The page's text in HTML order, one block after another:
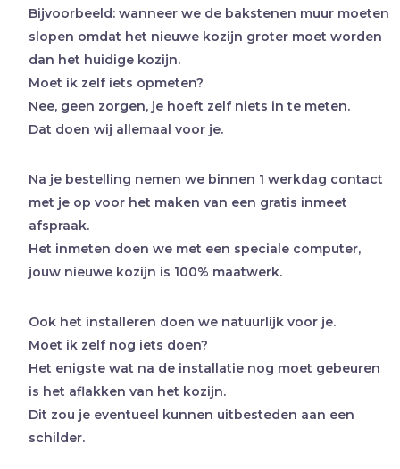
Bijvoorbeeld: wanneer we de bakstenen muur moeten
slopen omdat het nieuwe kozijn groter moet worden
dan het huidige kozijn.
Moet ik zelf iets opmeten?
Nee, geen zorgen, je hoeft zelf niets in te meten.
Dat doen wij allemaal voor je.
Na je bestelling nemen we binnen 1 werkdag contact
met je op voor het maken van een gratis inmeet
afspraak.
Het inmeten doen we met een speciale computer,
jouw nieuwe kozijn is 100% maatwerk.
Ook het installeren doen we natuurlijk voor je.
Moet ik zelf nog iets doen?
Het enigste wat na de installatie nog moet gebeuren
is het aflakken van het kozijn.
Dit zou je eventueel kunnen uitbesteden aan een
schilder.